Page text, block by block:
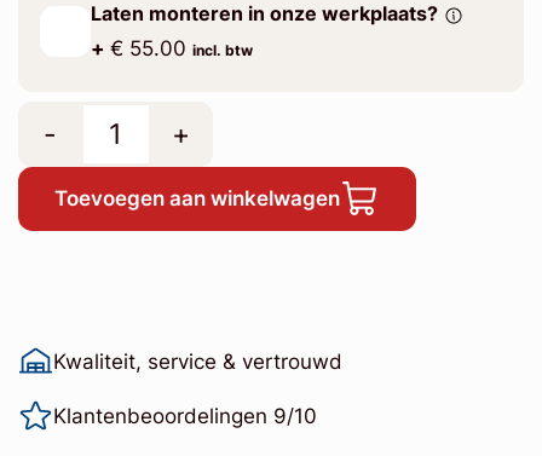
Laten monteren in onze werkplaats?
+ € 55.00 incl. btw
- +
Toevoegen aan winkelwagen
Kwaliteit, service & vertrouwd
Klantenbeoordelingen 9/10